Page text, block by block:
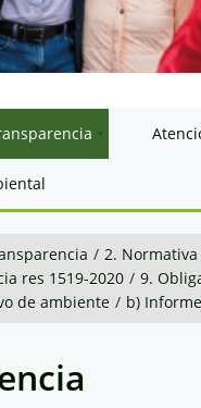
/ 2. Normativa
res 1519-2020 / 9.
de ambiente / b)